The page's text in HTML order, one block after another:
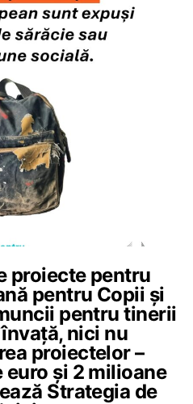
proiecte pentru
pentru Copii și
pentru tinerii
nici nu
proiectelor –
și 2 milioane
Strategia de